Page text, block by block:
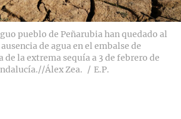
pueblo de Peñarubia han quedado al
de agua en el embalse de
de la extrema sequía a 3 de febrero de
Álex Zea.
E.P.